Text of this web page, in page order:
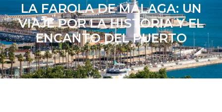
LA FAROLA DE MÁLAGA: UN
VIAJE POR LA HISTORIA Y EL
ENCANTO DEL PUERTO